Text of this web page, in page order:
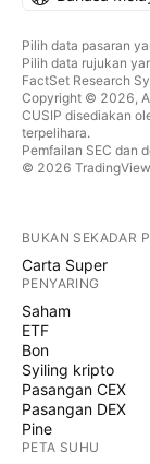
Pilih data pasaran
Pilih data rujukan
FactSet Research
Copyright © 2026,
CUSIP disediakan
terpelihara.
Pemfailan SEC dan
© 2026
BUKAN SEKADAR
Carta Super
PENYARING
Saham
ETF
Bon
Syiling kripto
Pasangan CEX
Pasangan DEX
Pine
PETA SUHU